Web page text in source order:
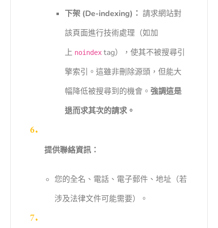
下架 (De-indexing)： 請求網站對
該頁面進行技術處理（如加
上 noindex tag），使其不被搜尋引
擎索引。這雖非刪除源頭，但能大
幅降低被搜尋到的機會。 強調這是
退而求其次的請求。
提供聯絡資訊：
您的全名、電話、電子郵件、地址（若
涉及法律文件可能需要）。